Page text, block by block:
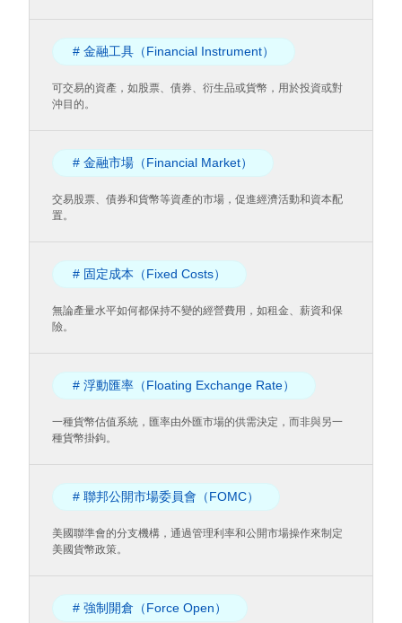
# 金融工具（Financial Instrument）
可交易的資產，如股票、債券、衍生品或貨幣，用於投資或對
沖目的。
# 金融市場（Financial Market）
交易股票、債券和貨幣等資產的市場，促進經濟活動和資本配
置。
# 固定成本（Fixed Costs）
無論產量水平如何都保持不變的經營費用，如租金、薪資和保
險。
# 浮動匯率（Floating Exchange Rate）
一種貨幣估值系統，匯率由外匯市場的供需決定，而非與另一
種貨幣掛鉤。
# 聯邦公開市場委員會（FOMC）
美國聯準會的分支機構，通過管理利率和公開市場操作來制定
美國貨幣政策。
# 強制開倉（Force Open）